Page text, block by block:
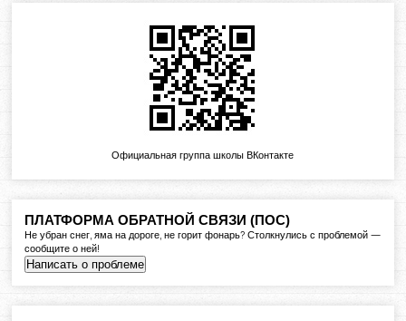
Официальная группа школы ВКонтакте
ПЛАТФОРМА ОБРАТНОЙ СВЯЗИ (ПОС)
Не убран снег, яма на дороге, не горит фонарь? Столкнулись с проблемой —
сообщите о ней!
Написать о проблеме